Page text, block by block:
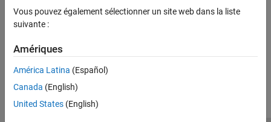
Vous pouvez également sélectionner un site web dans la liste
suivante :
Amériques
América Latina (Español)
Canada (English)
United States (English)